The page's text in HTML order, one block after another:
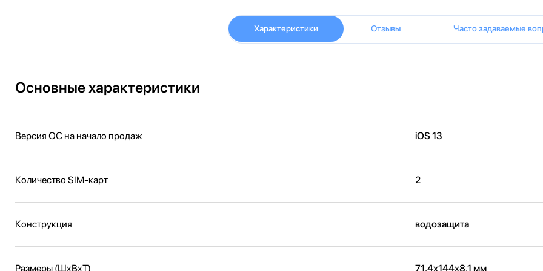
Характеристики Отзывы Часто задаваемые
Основные характеристики
Версия ОС на начало продаж iOS 13
Количество SIM-карт 2
Конструкция водозащита
Размеры (ШxВxТ) 71.4x144x8.1 мм